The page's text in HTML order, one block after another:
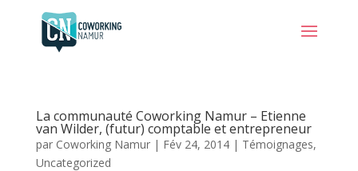
La communauté Coworking Namur – Etienne
van Wilder, (futur) comptable et entrepreneur
par Coworking Namur| Fév 24, 2014| Témoignages,
Uncategorized